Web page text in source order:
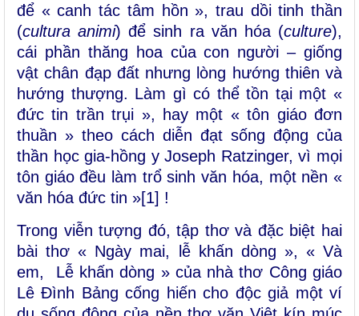
để « canh tác tâm hồn », trau dồi tinh thần
(cultura animi) để sinh ra văn hóa (culture),
cái phần thăng hoa của con người – giống
vật chân đạp đất nhưng lòng hướng thiên và
hướng thượng. Làm gì có thể tồn tại một «
đức tin trần trụi », hay một « tôn giáo đơn
thuần » theo cách diễn đạt sống động của
thần học gia-hồng y Joseph Ratzinger, vì mọi
tôn giáo đều làm trổ sinh văn hóa, một nền «
văn hóa đức tin »[1] !
Trong viễn tượng đó, tập thơ và đặc biệt hai
bài thơ « Ngày mai, lễ khấn dòng », « Và
em, Lễ khấn dòng » của nhà thơ Công giáo
Lê Đình Bảng cống hiến cho độc giả một ví